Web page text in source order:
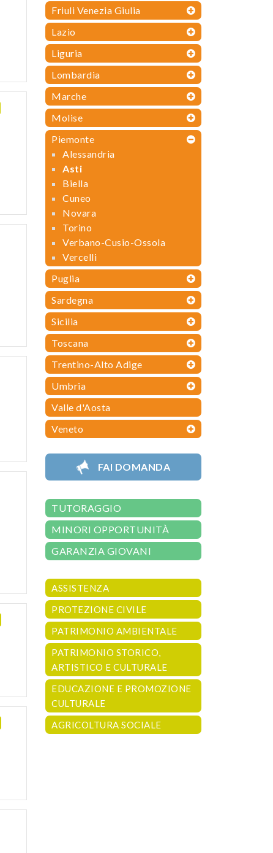
Friuli Venezia Giulia
Lazio
Liguria
Lombardia
Marche
Molise
Piemonte
Alessandria
Asti
Biella
Cuneo
Novara
Torino
Verbano-Cusio-Ossola
Vercelli
Puglia
Sardegna
Sicilia
Toscana
Trentino-Alto Adige
Umbria
Valle d'Aosta
Veneto
FAI DOMANDA
TUTORAGGIO
MINORI OPPORTUNITÀ
GARANZIA GIOVANI
ASSISTENZA
PROTEZIONE CIVILE
PATRIMONIO AMBIENTALE
PATRIMONIO STORICO,
ARTISTICO E CULTURALE
EDUCAZIONE E PROMOZIONE
CULTURALE
AGRICOLTURA SOCIALE